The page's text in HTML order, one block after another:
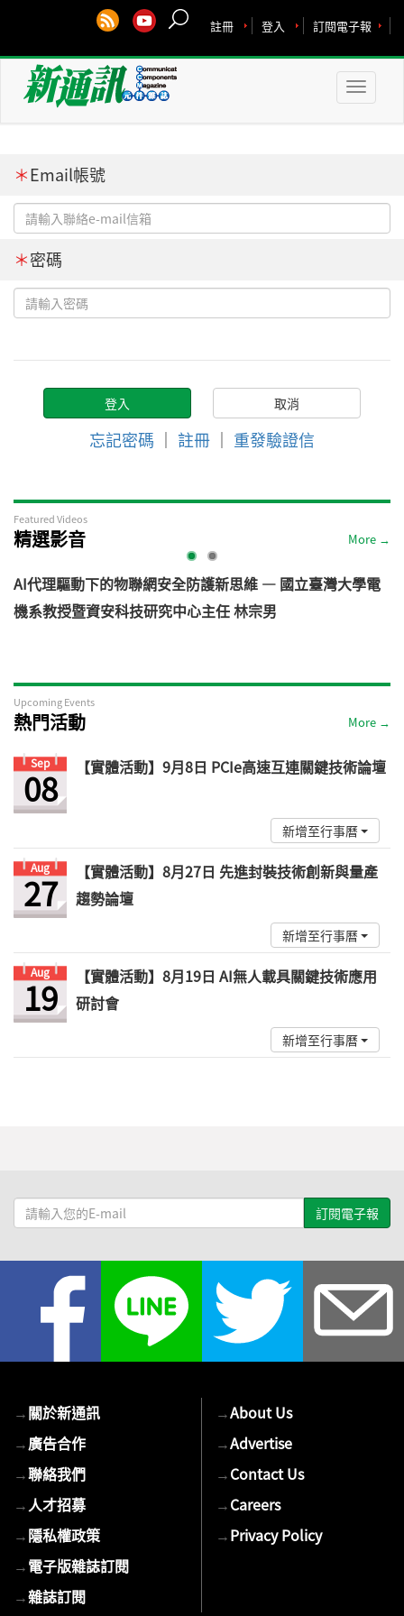
訂閱電子報
登入
註冊
Toggle
＊Email帳號
＊密碼
忘記密碼 ｜ 註冊 ｜ 重發驗證信
Featured Videos
精選影音 More →
AI代理驅動下的物聯網安全防護新思維 — 國立臺灣大學電
機系教授暨資安科技研究中心主任 林宗男
Upcoming Events
熱門活動 More →
Sep
08 【實體活動】9月8日 PCIe高速互連關鍵技術論壇
新增至行事曆
Aug
27
【實體活動】8月27日 先進封裝技術創新與量產
趨勢論壇
新增至行事曆
Aug
19
【實體活動】8月19日 AI無人載具關鍵技術應用
研討會
新增至行事曆
請
輸
→關於新通訊
→廣告合作
→聯絡我們
→人才招募
→隱私權政策
→電子版雜誌訂閱
→雜誌訂閱
→About Us
→Advertise
→Contact Us
→Careers
→Privacy Policy